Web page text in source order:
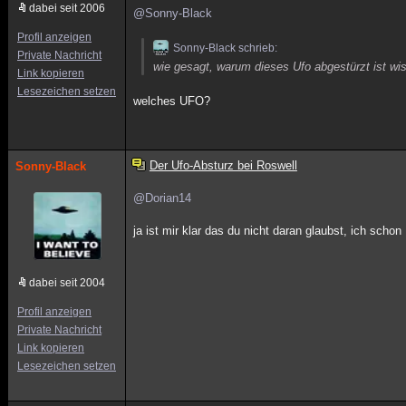
dabei seit 2006
Profil anzeigen
Private Nachricht
Link kopieren
Lesezeichen setzen
@Sonny-Black
Sonny-Black schrieb:
wie gesagt, warum dieses Ufo abgestürzt ist
welches UFO?
Sonny-Black
dabei seit 2004
Profil anzeigen
Private Nachricht
Link kopieren
Lesezeichen setzen
Der Ufo-Absturz bei Roswell
@Dorian14
ja ist mir klar das du nicht daran glaubst, ich schon